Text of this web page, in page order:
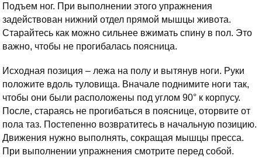
Подъем ног. При выполнении этого упражнения
задействован нижний отдел прямой мышцы живота.
Старайтесь как можно сильнее вжимать спину в пол. Это
важно, чтобы не прогибалась поясница.
Исходная позиция – лежа на полу и вытянув ноги. Руки
положите вдоль туловища. Вначале поднимите ноги так,
чтобы они были расположены под углом 90° к корпусу.
После, стараясь не прогибаться в пояснице, оторвите от
пола таз. Постепенно возвратитесь в начальную позицию.
Движения нужно выполнять, сокращая мышцы пресса.
При выполнении упражнения смотрите перед собой.